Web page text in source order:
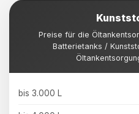
Preise für die
Batterietanks /
bis 3.000 L